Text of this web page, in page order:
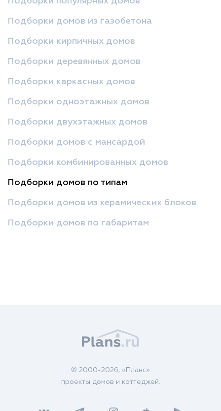
Подборки домов из газобетона
Подборки кирпичных домов
Подборки деревянных домов
Подборки каркасных домов
Подборки одноэтажных домов
Подборки двухэтажных домов
Подборки домов с мансардой
Подборки комбинированных домов
Подборки домов по типам
Подборки домов из керамических блоков
Подборки домов по габаритам
© 2000-2026, «Планс»
проекты домов и коттеджей.